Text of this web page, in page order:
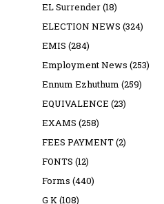
EL Surrender(18)
ELECTION NEWS (324)
EMIS (284)
Employment News (253)
Ennum Ezhuthum (259)
EQUIVALENCE (23)
EXAMS (258)
FEES PAYMENT(2)
FONTS (12)
Forms (440)
G K(108)